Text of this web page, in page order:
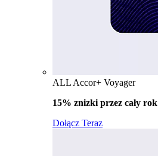
ALL Accor+ Voyager
15% znizki przez cały rok
Dołącz Teraz